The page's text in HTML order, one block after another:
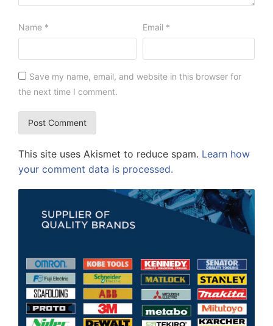
Name * Email *
Save my name, email, and website in this browser for
the next time I comment.
This site uses Akismet to reduce spam. Learn how
your comment data is processed.